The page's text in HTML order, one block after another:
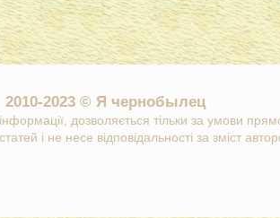
2010-2023 © Я чернобылец
дозволяється тільки за умови
і не несе відповідальності за зміст